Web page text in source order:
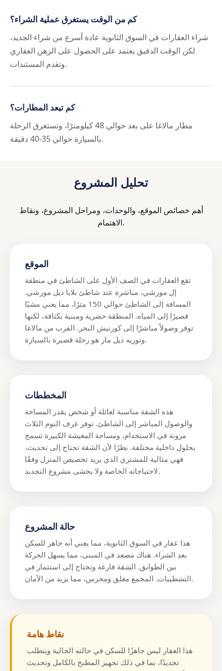
كم من الوقت يستغرق عملية الشراء؟
شراء العقارات في السوق الثانوية عادة أسرع من شراء الجديد،
لكن الوقت الدقيق يعتمد على الحصول على الرهن العقاري
وتقدم المستندات.
كم تبعد المطارات؟
مطار مالاغا على بعد حوالي 48 كيلومترًا، وتستغرق الرحلة
بالسيارة حوالي 35-40 دقيقة.
تحليل المشروع
أهم خصائص الموقع، والوحدات، ومراحل المشروع، ونقاط
الاهتمام.
الموقع
تقع العقارات في الصف الأول على الشاطئ في منطقة
إل مورشي، مباشرة عند شاطئ بلايا ديل مورشي.
المسافة إلى الشاطئ حوالي 150 مترًا، مما يعني مشيًا
قصيرًا إلى المياه. المنطقة حضرية ومبنية بكثافة، لكنها
توفر وصولاً مباشرًا إلى كورنيش البحر. القرب من مالاغا
وتوريه ديل مار هو رحلة قصيرة بالسيارة.
المخططات
هذه الشقة مناسبة لعائلة أو شخص يقدر المساحة
والوصول المباشر إلى الشاطئ. توفر غرف النوم الثلاث
مرونة في الاستخدام، ومساحة المعيشة الكبيرة تسمح
بحلول داخلية مختلفة. نظرًا لأن الشقة تحتاج إلى تحديث،
فهي مثالية للمشتري الذي يريد تخصيص المنزل وفقًا
لاحتياجاته الخاصة ولا يخشى مشروع التجديد.
حالة المشروع
هذا عقار في السوق الثانوية، مما يعني أنه جاهز للسكن
بعد الشراء. هناك مصعد في المبنى، مما يسهل الحركة
بين الطوابق. الشقة فارغة وتحتاج إلى استثمار في
التشطيبات. المجمع مغلق ومحرس، مما يزيد من الأمان.
نقاط هامة
هذا العقار ليس جاهزًا للسكن في حالته الحالية ويتطلب
تجديدًا، بما في ذلك تجهيز المطبخ بالكامل وتحديث